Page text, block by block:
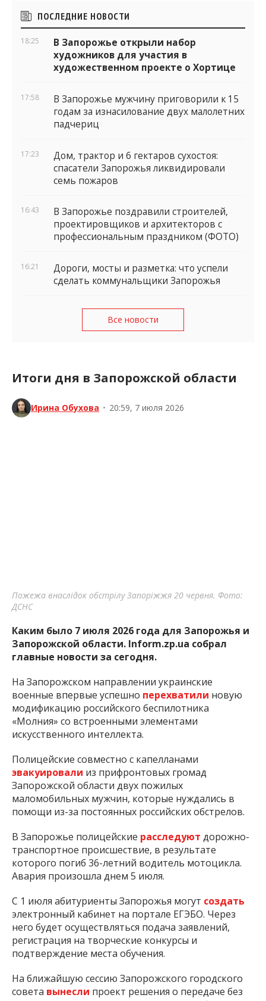
Боковые
виджеты
ПОСЛЕДНИЕ НОВОСТИ
18:25
В Запорожье открыли набор
художников для участия в
художественном проекте о Хортице
17:58
В Запорожье мужчину приговорили к 15
годам за изнасилование двух малолетних
падчериц
17:23
Дом, трактор и 6 гектаров сухостоя:
спасатели Запорожья ликвидировали
семь пожаров
16:43
В Запорожье поздравили строителей,
проектировщиков и архитекторов с
профессиональным праздником (ФОТО)
16:21
Дороги, мосты и разметка: что успели
сделать коммунальщики Запорожья
Все новости
Итоги дня в Запорожской области
Ирина Обухова • 20:59, 7 июля 2026
Пожежа внаслідок обстрілу Запоріжжя 20 червня. Фото:
ДСНС
Каким было 7 июля 2026 года для Запорожья и
Запорожской области. Inform.zp.ua собрал
главные новости за сегодня.
На Запорожском направлении украинские
военные впервые успешно перехватили новую
модификацию российского беспилотника
«Молния» со встроенными элементами
искусственного интеллекта.
Полицейские совместно с капелланами
эвакуировали из прифронтовых громад
Запорожской области двух пожилых
маломобильных мужчин, которые нуждались в
помощи из-за постоянных российских обстрелов.
В Запорожье полицейские расследуют дорожно-
транспортное происшествие, в результате
которого погиб 36-летний водитель мотоцикла.
Авария произошла днем 5 июля.
С 1 июля абитуриенты Запорожья могут создать
электронный кабинет на портале ЕГЭБО. Через
него будет осуществляться подача заявлений,
регистрация на творческие конкурсы и
подтверждение места обучения.
На ближайшую сессию Запорожского городского
совета вынесли проект решения о передаче без